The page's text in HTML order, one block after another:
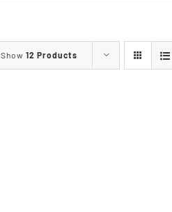
Show 12 Products